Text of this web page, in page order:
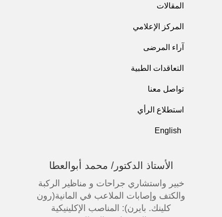
المقالات
المركز الإعلامي
آراء المرضى
التعاقدات الطبية
تواصل معنا
استطلاع الرأي
English
الأستاذ الدكتور/ محمد أبوالعطا
خبير واستشاري جراحات و مناظير الركبة
والكتف وإصابات الملاعب في المانية(رون
كلينك. بايرن): المناصب الإكلينيكية